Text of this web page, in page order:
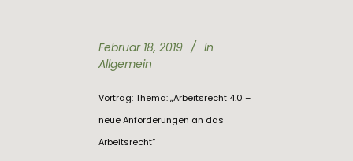
Februar 18, 2019
In
Allgemein
Vortrag: Thema: „Arbeitsrecht 4.0 –
neue Anforderungen an das
Arbeitsrecht“